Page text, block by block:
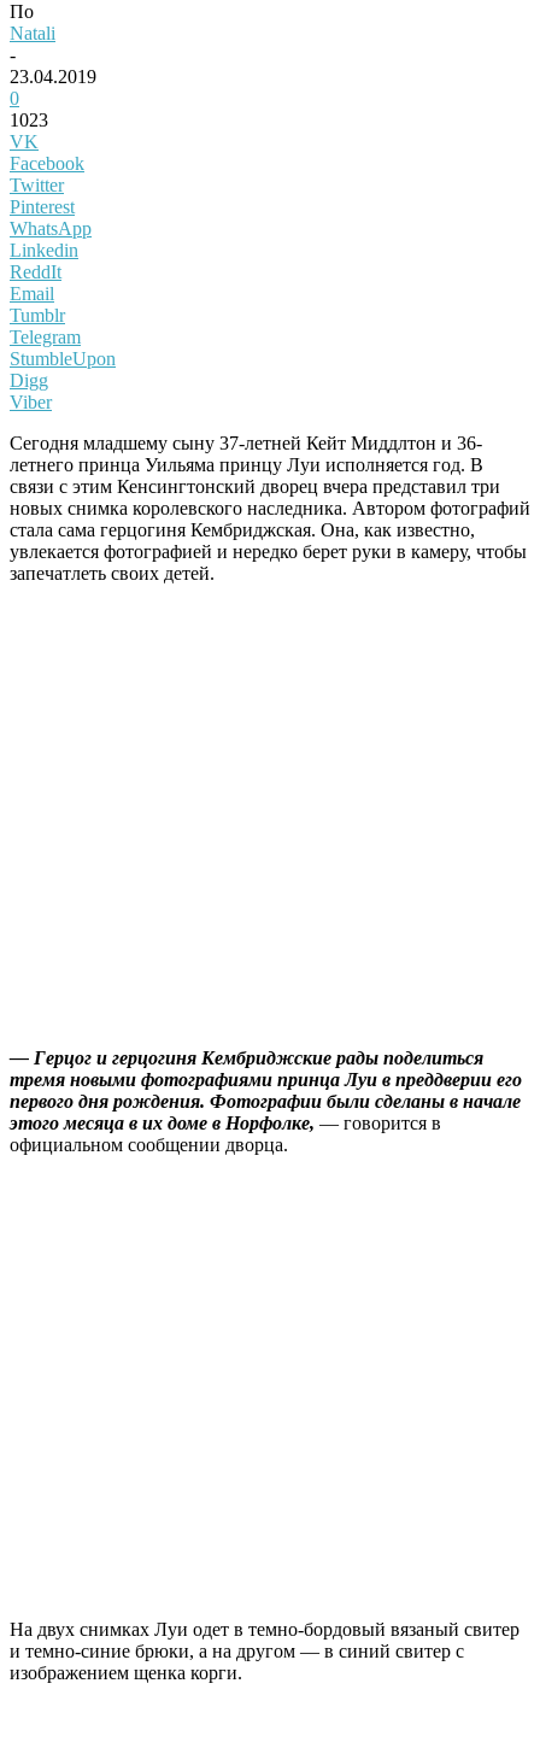
По
Natali
-
23.04.2019
0
1023
VK
Facebook
Twitter
Pinterest
WhatsApp
Linkedin
ReddIt
Email
Tumblr
Telegram
StumbleUpon
Digg
Viber
Сегодня младшему сыну 37-летней Кейт Миддлтон и 36-
летнего принца Уильяма принцу Луи исполняется год. В
связи с этим Кенсингтонский дворец вчера представил три
новых снимка королевского наследника. Автором фотографий
стала сама герцогиня Кембриджская. Она, как известно,
увлекается фотографией и нередко берет руки в камеру, чтобы
запечатлеть своих детей.
— Герцог и герцогиня Кембриджские рады поделиться
тремя новыми фотографиями принца Луи в преддверии его
первого дня рождения. Фотографии были сделаны в начале
этого месяца в их доме в Норфолке, — говорится в
официальном сообщении дворца.
На двух снимках Луи одет в темно-бордовый вязаный свитер
и темно-синие брюки, а на другом — в синий свитер с
изображением щенка корги.